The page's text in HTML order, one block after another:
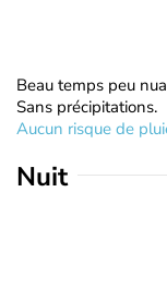
Beau temps peu
Sans précipitations.
Aucun risque de
Nuit